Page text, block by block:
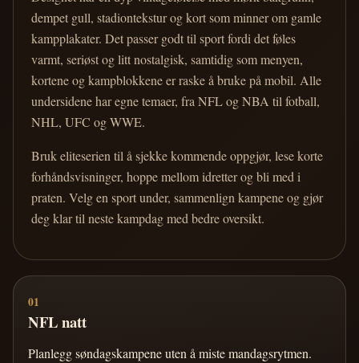
dempet gull, stadiontekstur og kort som minner om gamle
kampplakater. Det passer godt til sport fordi det føles
varmt, seriøst og litt nostalgisk, samtidig som menyen,
kortene og kampblokkene er raske å bruke på mobil. Alle
undersidene har egne temaer, fra NFL og NBA til fotball,
NHL, UFC og WWE.
Bruk eliteserien til å sjekke kommende oppgjør, lese korte
forhåndsvisninger, hoppe mellom idretter og bli med i
praten. Velg en sport under, sammenlign kampene og gjør
deg klar til neste kampdag med bedre oversikt.
01
NFL natt
Planlegg søndagskampene uten å miste mandagsrytmen.